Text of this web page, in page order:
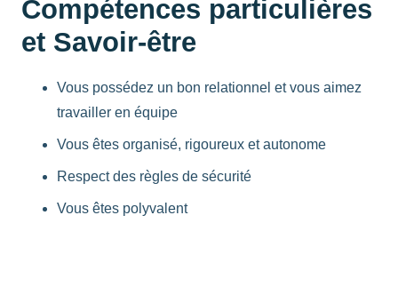
Compétences particulières
et Savoir-être
Vous possédez un bon relationnel et vous aimez
travailler en équipe
Vous êtes organisé, rigoureux et autonome
Respect des règles de sécurité
Vous êtes polyvalent